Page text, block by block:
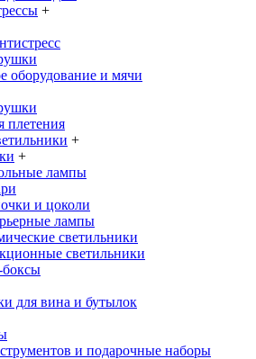
+
оборудование и мячи
плетения
+
+
лампы
и цоколи
лампы
светильники
светильники
для вина и бутылок
и подарочные наборы